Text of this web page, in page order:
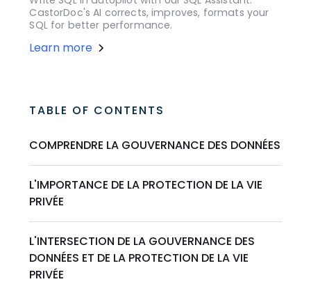
CastorDoc's AI corrects, improves, formats your
SQL for better performance.
Learn more
TABLE OF CONTENTS
COMPRENDRE LA GOUVERNANCE DES DONNÉES
L'IMPORTANCE DE LA PROTECTION DE LA VIE
PRIVÉE
L'INTERSECTION DE LA GOUVERNANCE DES
DONNÉES ET DE LA PROTECTION DE LA VIE
PRIVÉE